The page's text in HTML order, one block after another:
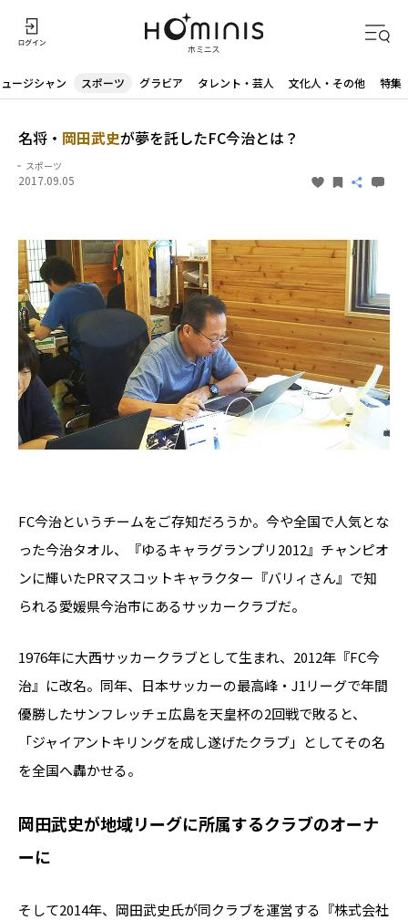
ージシャン スポーツ グラビア タレント・芸人 文化人・その他 特集
名将・ 岡田武史が夢を託したFC今治とは？
スポーツ
2017.09.05
FC今治というチームをご存知だろうか。今や全国で人気とな
った今治タオル、『ゆるキャラグランプリ2012』チャンピオ
ンに輝いたPRマスコットキャラクター『バリィさん』で知
られる愛媛県今治市にあるサッカークラブだ。
1976年に大西サッカークラブとして生まれ、2012年『FC今
治』に改名。同年、日本サッカーの最高峰・J1リーグで年間
優勝したサンフレッチェ広島を天皇杯の2回戦で敗ると、
「ジャイアントキリングを成し遂げたクラブ」としてその名
を全国へ轟かせる。
岡田武史が地域リーグに所属するクラブのオーナ
ーに
そして2014年、岡田武史氏が同クラブを運営する『株式会社